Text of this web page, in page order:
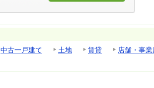
中古一戸建て 土地 賃貸
店舗・事業